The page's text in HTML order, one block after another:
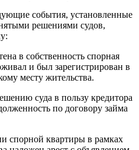
события, установленные
решениями судов,
в собственность спорная
и был зарегистрирован в
месту жительства.
суда в пользу кредитора
по договору займа
спорной квартиры в рамках